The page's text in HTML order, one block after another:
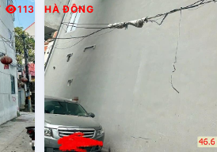
113 HÀ ĐÔNG